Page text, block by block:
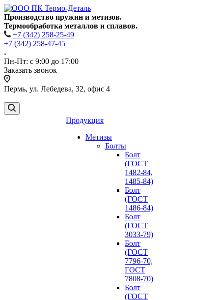
Производство пружин и метизов.
Термообработка металлов и сплавов.
+7 (342) 258-25-49
+7 (342) 258-47-45
Пн-Пт: с 9:00 до 17:00
Заказать звонок
Пермь, ул. Лебедева, 32, офис 4
Продукция
Метизы
Болты
Болт
(ГОСТ
1482-84,
1485-84)
Болт
(ГОСТ
1486-84)
Болт
(ГОСТ
3033-79)
Болт
(ГОСТ
7796-70,
ГОСТ
7808-70)
Болт
(ГОСТ